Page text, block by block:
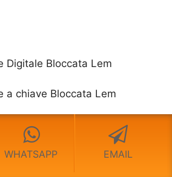
Digitale Bloccata Lem
a chiave Bloccata Lem
a combinazione Bloccata Lem
a combinazione Lem
WHATSAPP EMAIL